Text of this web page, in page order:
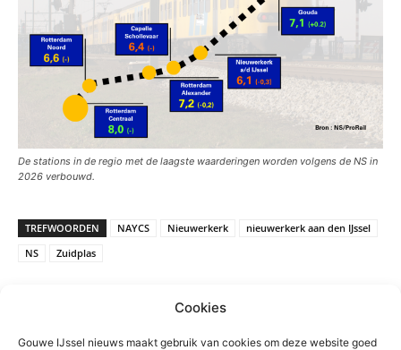
Cookies
Gouwe IJssel nieuws maakt gebruik van cookies om deze website goed
De stations in de regio met de laagste waarderingen worden volgens de NS in
2026 verbouwd.
TREFWOORDEN NAYCS Nieuwerkerk
nieuwerkerk aan den IJssel
NS
Zuidplas